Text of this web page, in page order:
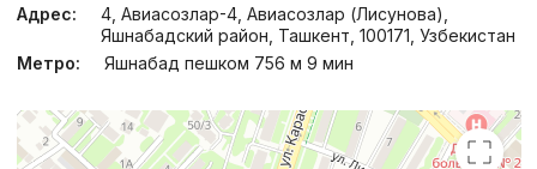
Адрес:
4, Авиасозлар-4, Авиасозлар (Лисунова),
Яшнабадский район, Ташкент, 100171, Узбекистан
Метро:
Яшнабад пешком 756 м 9 мин